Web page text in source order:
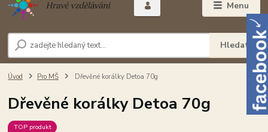
Menu
Hledat
Úvod Pro MŠ Dřevěné korálky Detoa 70g
Dřevěné korálky Detoa 70g
TOP produkt